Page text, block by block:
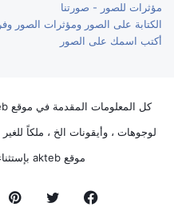
مؤثرات للصور - صورتنا
الكتابة على الصور ومؤثرات الصور
أكتب اسمك على الصور
لوجوهات ، وأيقونات الخ ، ملكاً
موقع akteb بإستثناء لوجو وأيقون akteb.
فيسبوك تويتر